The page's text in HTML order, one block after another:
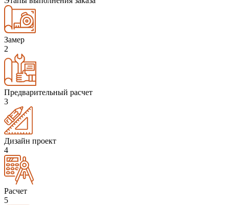
Замер
2
Предварительный расчет
3
Дизайн проект
4
Расчет
5